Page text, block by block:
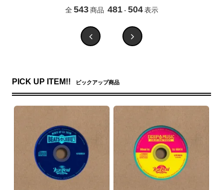
全 543 商品 481 - 504 表示
PICK UP ITEM!! ピックアップ商品